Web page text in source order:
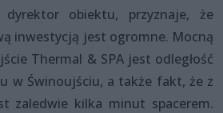
dyrektor obiektu, przyznaje, że
inwestycją jest ogromne. Mocną
Thermal & SPA jest odległość
w Świnoujściu, a także fakt, że z
zaledwie kilka minut spacerem.